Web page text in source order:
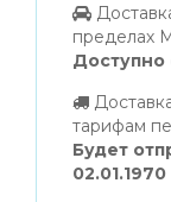
пределах
Доступно
тарифам
Будет
02.01.1970